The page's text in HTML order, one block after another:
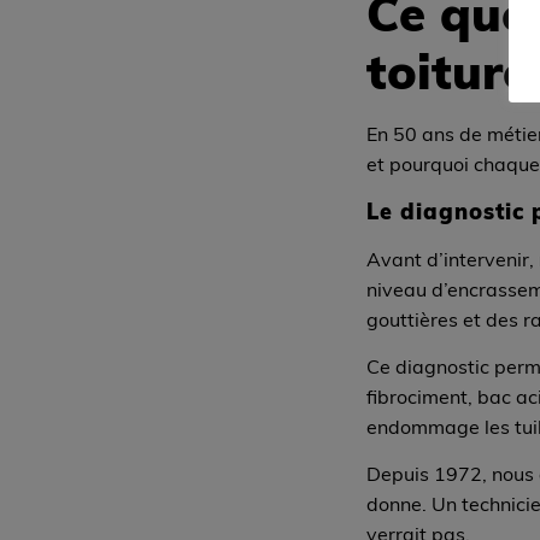
toiture
En 50 ans de
et pourquoi
Le diagnostic
Avant
niveau
gouttières et des
Ce diagnostic
fibrociment, bac
endommage les
Depuis 1972,
donne. Un
verrait pas.